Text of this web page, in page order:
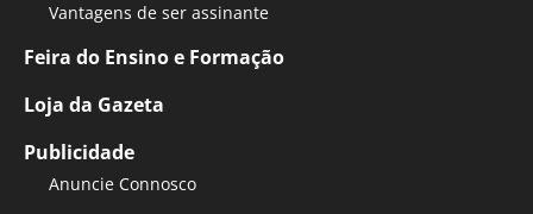
Vantagens de ser assinante
Feira do Ensino e Formação
Loja da Gazeta
Publicidade
Anuncie Connosco